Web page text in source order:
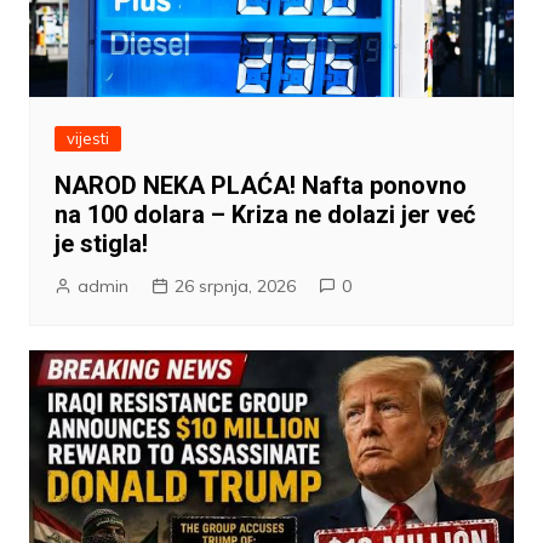
vijesti
NAROD NEKA PLAĆA! Nafta ponovno
na 100 dolara – Kriza ne dolazi jer već
je stigla!
admin 26 srpnja, 2026 0